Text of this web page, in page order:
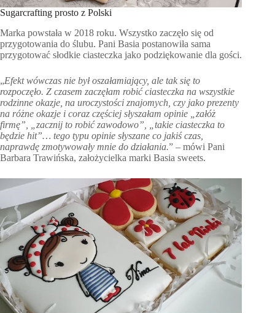
Sugarcrafting prosto z Polski
Marka powstała w 2018 roku. Wszystko zaczęło się od
przygotowania do ślubu. Pani Basia postanowiła sama
przygotować słodkie ciasteczka jako podziękowanie dla gości.
„Efekt wówczas nie był oszałamiający, ale tak się to
rozpoczęło. Z czasem zaczęłam robić ciasteczka na wszystkie
rodzinne okazje, na uroczystości znajomych, czy jako prezenty
na różne okazje i coraz częściej słyszałam opinie „załóż
firmę”, „zacznij to robić zawodowo”, „takie ciasteczka to
będzie hit”… tego typu opinie słyszane co jakiś czas,
naprawdę zmotywowały mnie do działania.” – mówi Pani
Barbara Trawińska, założycielka marki Basia sweets.